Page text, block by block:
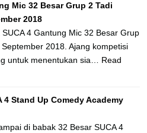
Mic 32 Besar Grup 2 Tadi
2018
SUCA 4 Gantung Mic 32 Besar Grup
2018. Ajang kompetisi
untuk menentukan sia… Read
4 Stand Up Comedy Academy
di babak 32 Besar SUCA 4